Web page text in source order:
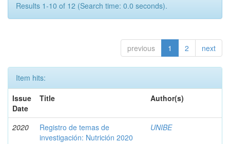
Results 1-10 of 12 (Search time: 0.0 seconds).
previous 1 2 next
Item hits:
Issue
Date
Title Author(s)
2020
Registro de temas de
investigación: Nutrición 2020
UNIBE